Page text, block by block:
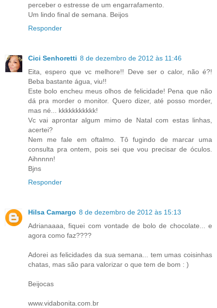
perceber o estresse de um engarrafamento.
Um lindo final de semana. Beijos
Responder
Cici Senhoretti 8 de dezembro de 2012 às 11:46
Eita, espero que vc melhore!! Deve ser o calor, não é?!
Beba bastante água, viu!!
Este bolo encheu meus olhos de felicidade! Pena que não
dá pra morder o monitor. Quero dizer, até posso morder,
mas né... kkkkkkkkkkk!
Vc vai aprontar algum mimo de Natal com estas linhas,
acertei?
Nem me fale em oftalmo. Tô fugindo de marcar uma
consulta pra ontem, pois sei que vou precisar de óculos.
Aihnnnn!
Bjns
Responder
Hilsa Camargo 8 de dezembro de 2012 às 15:13
Adrianaaaa, fiquei com vontade de bolo de chocolate... e
agora como faz????
Adorei as felicidades da sua semana... tem umas coisinhas
chatas, mas são para valorizar o que tem de bom : )
Beijocas
www.vidabonita.com.br